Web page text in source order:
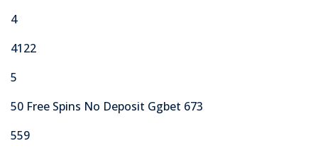
4
4122
5
50 Free Spins No Deposit Ggbet 673
559